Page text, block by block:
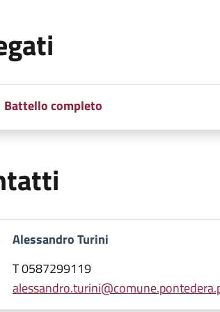
Battello completo
Alessandro Turini
T 0587299119